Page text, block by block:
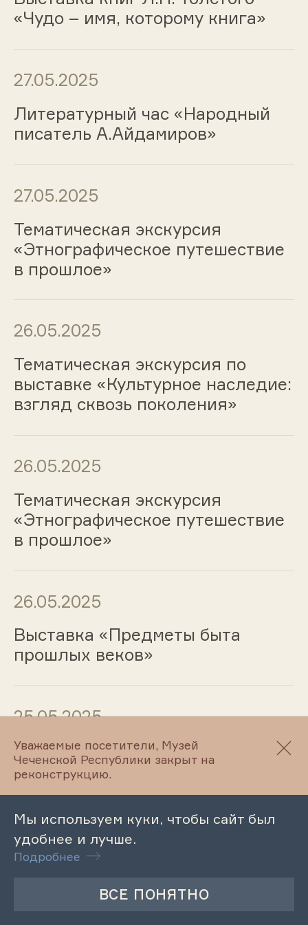
«Чудо – имя, которому книга»
27.05.2025
Литературный час «Народный
писатель А.Айдамиров»
27.05.2025
Тематическая экскурсия
«Этнографическое путешествие
в прошлое»
26.05.2025
Тематическая экскурсия по
выставке «Культурное наследие:
взгляд сквозь поколения»
26.05.2025
Тематическая экскурсия
«Этнографическое путешествие
в прошлое»
26.05.2025
Выставка «Предметы быта
прошлых веков»
25.05.2025
Фотовыставка «Участники
Великой Отечественной войны –
Наши земляки!»
24.05.2025
Обзорная экскурсия по
Литературно-мемориальному
Уважаемые посетители, Музей
Чеченской Республики закрыт на
реконструкцию.
Мы используем куки, чтобы сайт был
удобнее и лучше.
Подробнее